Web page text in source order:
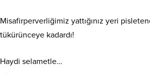
Misafirperverliğimiz yattığınız yeri
tükürünceye kadardı!
Haydi selametle…